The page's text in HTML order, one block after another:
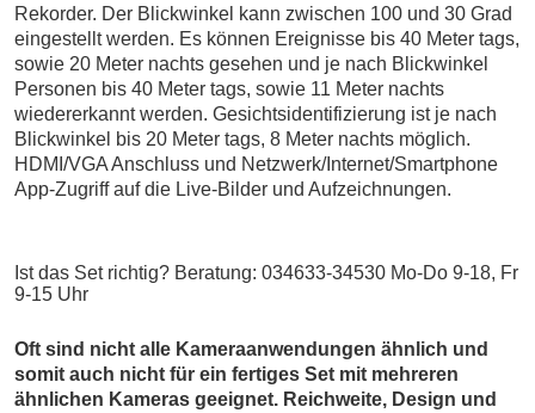
Rekorder. Der Blickwinkel kann zwischen 100 und 30 Grad
eingestellt werden. Es können Ereignisse bis 40 Meter tags,
sowie 20 Meter nachts gesehen und je nach Blickwinkel
Personen bis 40 Meter tags, sowie 11 Meter nachts
wiedererkannt werden. Gesichtsidentifizierung ist je nach
Blickwinkel bis 20 Meter tags, 8 Meter nachts möglich.
HDMI/VGA Anschluss und Netzwerk/Internet/Smartphone
App-Zugriff auf die Live-Bilder und Aufzeichnungen.
Ist das Set richtig? Beratung: 034633-34530 Mo-Do 9-18, Fr
9-15 Uhr
Oft sind nicht alle Kameraanwendungen ähnlich und
somit auch nicht für ein fertiges Set mit mehreren
ähnlichen Kameras geeignet. Reichweite, Design und